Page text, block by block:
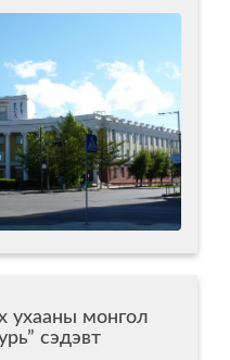
ухааны монгол
сэдэвт